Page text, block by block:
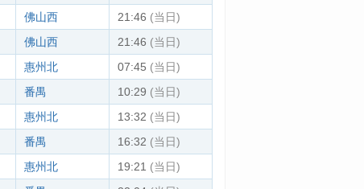
佛山西 21:46 (当日)
佛山西 21:46 (当日)
惠州北 07:45 (当日)
番禺 10:29 (当日)
惠州北 13:32 (当日)
番禺 16:32 (当日)
惠州北 19:21 (当日)